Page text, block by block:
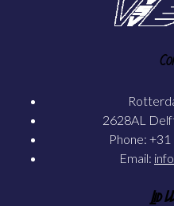
2628AL
Phone:
Email:
Lid